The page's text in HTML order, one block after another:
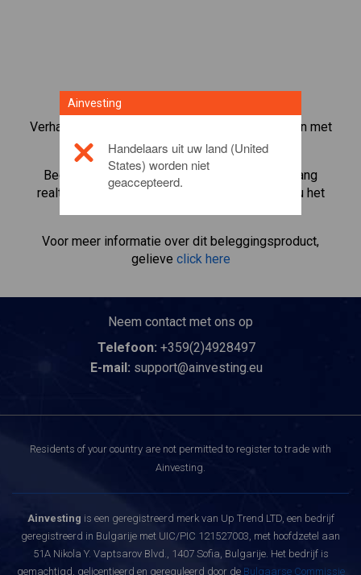
Verhandel meer dan 1000 internationale aandelen met
het CFD-handelsplatform van Ainvesting.
Begin met het handelen in CFD's in
. Ontvang
realtime koersen en ontvang dividenden alsof u het
Voor meer informatie over dit beleggingsproduct,
gelieve click here
Neem contact met ons op
Telefoon: +359(2)4928497
E-mail: support@ainvesting.eu
Residents of your country are not permitted to register to trade with
Ainvesting.
Ainvesting is een geregistreerd merk van Up Trend LTD, een bedrijf
geregistreerd in Bulgarije met UIC/PIC 121527003, met hoofdzetel aan
51A Nikola Y. Vaptsarov Blvd., 1407 Sofia, Bulgarije. Het bedrijf is
gemachtigd, gelicentieerd en gereguleerd door de Bulgaarse Commissie
Ainvesting
Handelaars uit uw land (United
States) worden niet
geaccepteerd.